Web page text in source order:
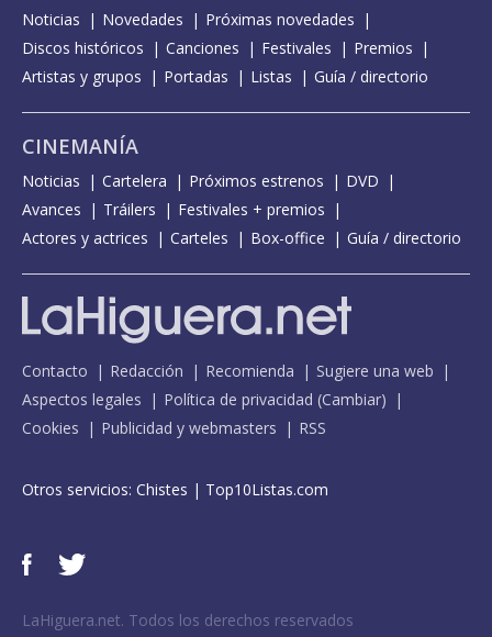
Noticias Novedades
Próximas novedades
Discos históricos
Canciones Festivales
Premios
Artistas y grupos
Portadas Listas Guía / directorio
CINEMANÍA
Noticias Cartelera Próximos estrenos
DVD
Avances
Tráilers
Festivales + premios
Actores y actrices
Carteles Box-office Guía / directorio
Contacto Redacción Recomienda
Sugiere una web
Aspectos legales
Política de privacidad (Cambiar)
Cookies
Publicidad y webmasters RSS
Otros servicios: Chistes | Top10Listas.com
LaHiguera.net. Todos los derechos reservados